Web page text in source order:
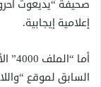
صحيفة “يديعوت
إعلامية إيجابية.
أما
السابق لموقع